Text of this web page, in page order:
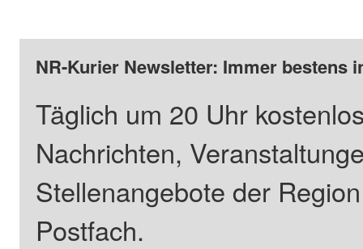
NR-Kurier Newsletter: Immer bestens
Täglich um 20 Uhr
Nachrichten,
Stellenangebote der
Postfach.